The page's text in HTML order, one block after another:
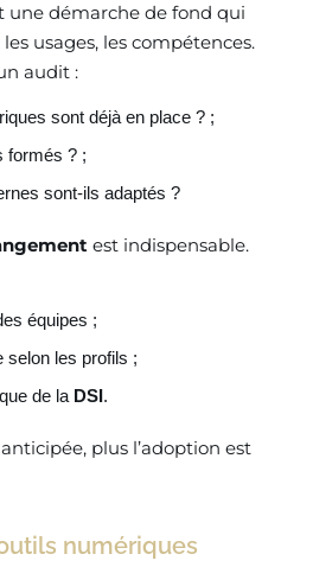
une démarche de fond qui
usages, les compétences.
audit :
sont déjà en place ? ;
formés ? ;
sont-ils adaptés ?
est indispensable.
équipes ;
selon les profils ;
de la DSI.
plus l’adoption est
numériques